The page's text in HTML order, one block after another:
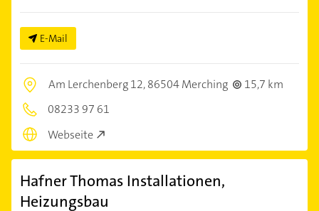
E-Mail
Am Lerchenberg 12,86504 Merching
15,7 km
08233 97 61
Webseite
Hafner Thomas Installationen,
Heizungsbau